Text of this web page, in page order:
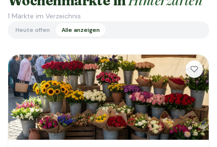
1 Märkte im Verzeichnis
Heute offen Alle anzeigen